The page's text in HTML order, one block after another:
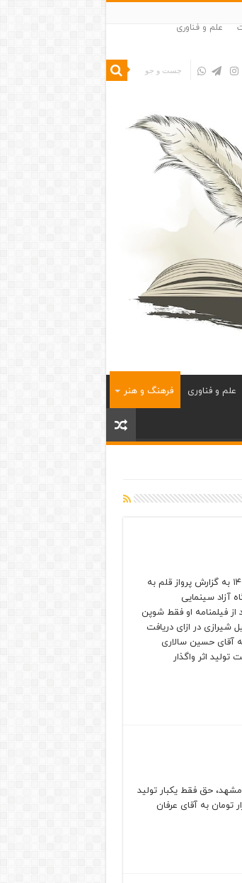
علم و فناوری
علم و فناوری فرهنگ و هنر
یکشنبه شانزدهم مهرماه ۱۴۰۲ به گزارش پرواز قلم به
آزاد سینمایی
از فیلمنامه او فقط شوپن
در ازای دریافت
آقای حسین سالاری
تولید اثر واگذار
مشهد، حق فقط یکبار تولید
تومان به آقای عرفان